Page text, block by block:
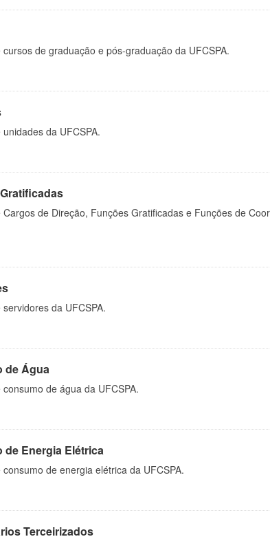
cursos de graduação e pós-graduação da UFCSPA.
da UFCSPA.
Cargos de Direção, Funções Gratificadas e Funções de
da UFCSPA.
de Água
consumo de água da UFCSPA.
de Energia Elétrica
consumo de energia elétrica da UFCSPA.
Terceirizados